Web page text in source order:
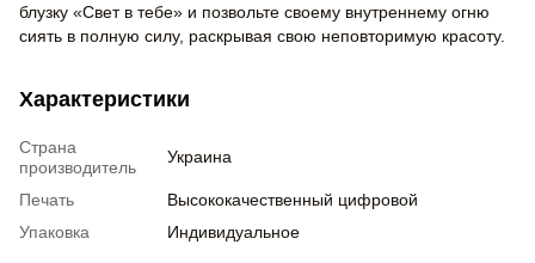
блузку «Свет в тебе» и позвольте своему внутреннему огню
сиять в полную силу, раскрывая свою неповторимую красоту.
Характеристики
Страна
производитель
Украина
Печать
Высококачественный цифровой
Упаковка
Индивидуальное